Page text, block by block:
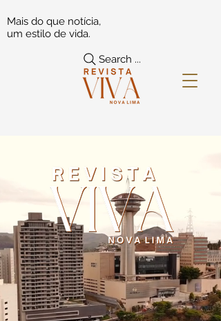
Search ...
Mais do que notícia,
um estilo de vida.